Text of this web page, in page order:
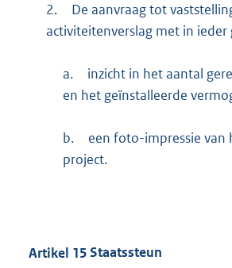
2.
De aanvraag tot
activiteitenverslag met in ieder
a.
inzicht in het aantal
en het geïnstalleerde
b.
een foto-impressie van
project.
Artikel 15Staatssteun